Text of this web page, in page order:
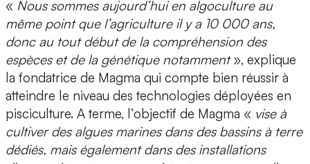
« Nous sommes aujourd’hui en algoculture au
même point que l’agriculture il y a 10 000 ans,
donc au tout début de la compréhension des
espèces et de la génétique notamment», explique
la fondatrice de Magma qui compte bien réussir à
atteindre le niveau des technologies déployées en
pisciculture. A terme, l’objectif de Magma « vise à
cultiver des algues marines dans des bassins à terre
dédiés, mais également dans des installations